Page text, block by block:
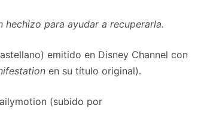
para ayudar a recuperarla.
emitido en Disney Channel con
en su título original).
(subido por